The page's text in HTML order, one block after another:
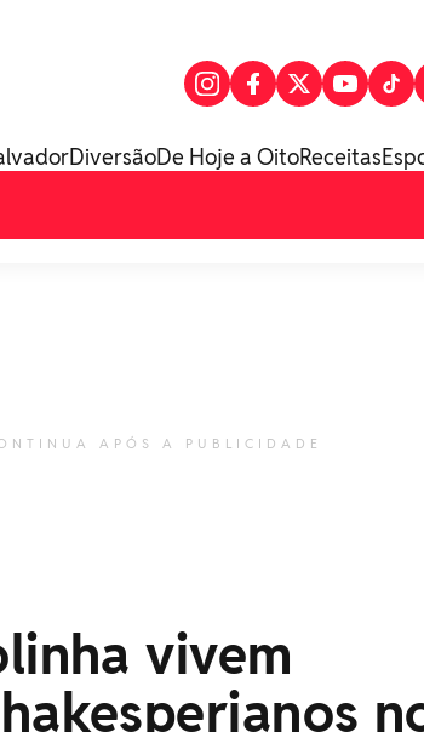
DiversãoDe Hoje a OitoReceitas
APÓS A PUBLICIDADE
vivem